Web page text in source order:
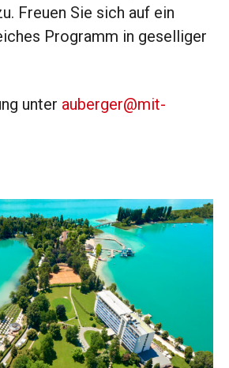
Freuen Sie sich auf ein
Programm in geselliger
unter auberger@mit-